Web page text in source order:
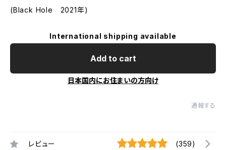
(Black Hole 2021年)
International shipping available
Add to cart
日本国内にお住まいの方向け
通報する
レビュー (359)